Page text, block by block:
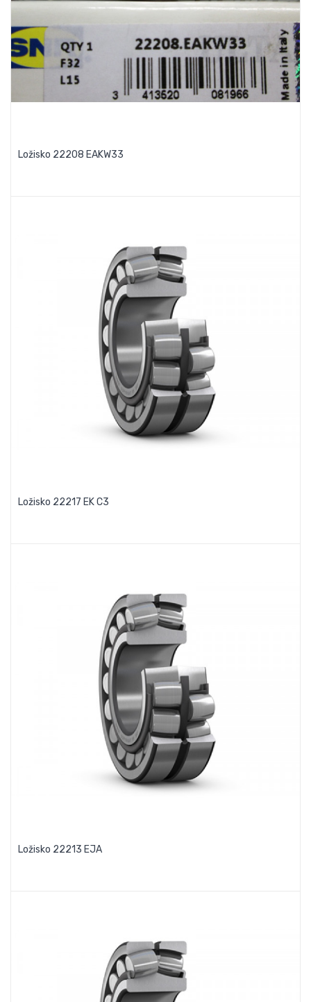
Ložisko 22208 EAKW33
Ložisko 22217 EK C3
Ložisko 22213 EJA